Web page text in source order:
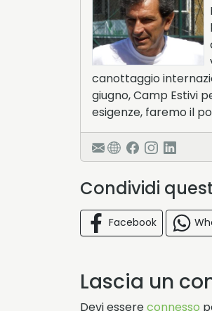
canottaggio
giugno, Camp Estivi
esigenze, faremo il
Condividi
Facebook
Lascia un
Devi essereconnesso